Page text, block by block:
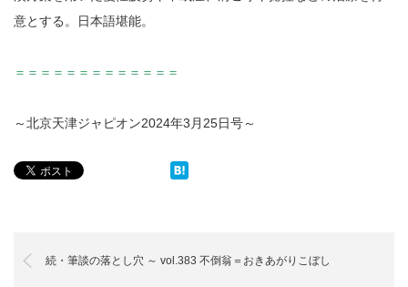
意とする。日本語堪能。
＝＝＝＝＝＝＝＝＝＝＝＝＝
～北京天津ジャピオン2024年3月25日号～
続・筆談の落とし穴 ～ vol.383 不倒翁＝おきあがりこぼし